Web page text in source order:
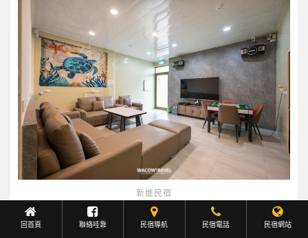
新進民宿
小島就●Chill
回首頁 聯絡哇靠 民宿導航 民宿電話 民宿網站
Facebook聯繫